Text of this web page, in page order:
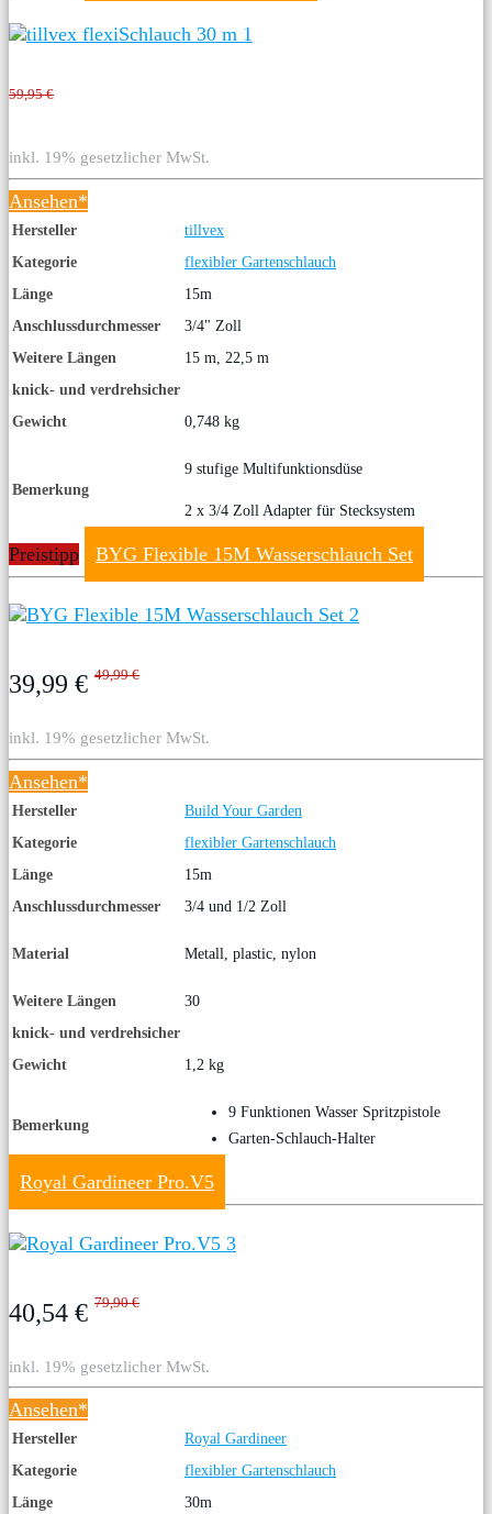
59,95 €
inkl. 19% gesetzlicher MwSt.
Ansehen*
Hersteller
tillvex
Kategorie
flexibler Gartenschlauch
Länge
15m
Anschlussdurchmesser
3/4" Zoll
Weitere Längen
15 m, 22,5 m
knick- und verdrehsicher
Gewicht
0,748 kg
Bemerkung
9 stufige Multifunktionsdüse
2 x 3/4 Zoll Adapter für Stecksystem
Preistipp BYG Flexible 15M Wasserschlauch Set
39,99 € 49,99 €
inkl. 19% gesetzlicher MwSt.
Ansehen*
Hersteller
Build Your Garden
Kategorie
flexibler Gartenschlauch
Länge
15m
Anschlussdurchmesser
3/4 und 1/2 Zoll
Material Metall, plastic, nylon
Weitere Längen
30
knick- und verdrehsicher
Gewicht
1,2 kg
Bemerkung
9 Funktionen Wasser Spritzpistole
Garten-Schlauch-Halter
Royal Gardineer Pro.V5
40,54 € 79,90 €
inkl. 19% gesetzlicher MwSt.
Ansehen*
Hersteller
Royal Gardineer
Kategorie
flexibler Gartenschlauch
Länge
30m